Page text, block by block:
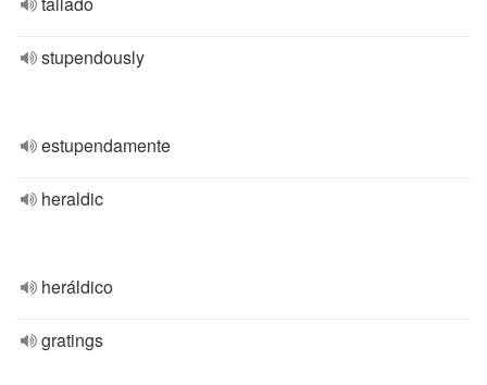
stupendously
estupendamente
heraldic
heráldico
gratings